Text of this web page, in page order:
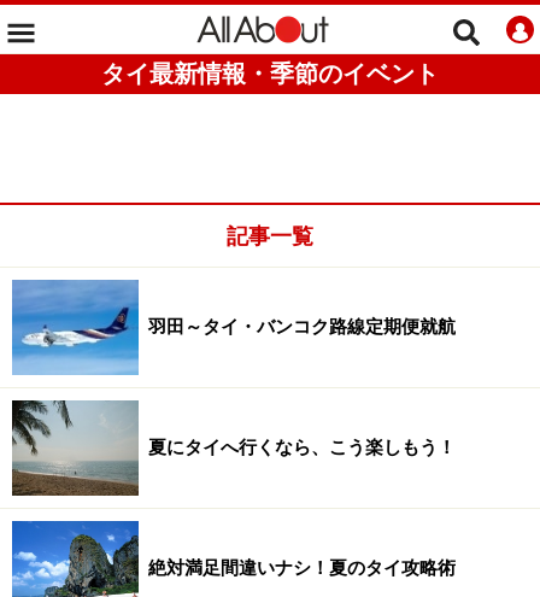
タイ最新情報・季節のイベント
記事一覧
羽田～タイ・バンコク路線定期便就航
夏にタイへ行くなら、こう楽しもう！
絶対満足間違いナシ！夏のタイ攻略術